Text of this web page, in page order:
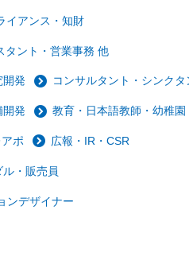
イアンス・知財
タント・営業事務 他
開発 コンサルタント・シンク
開発 教育・日本語教師・幼稚
ポ 広報・IR・CSR
・販売員
ンデザイナー